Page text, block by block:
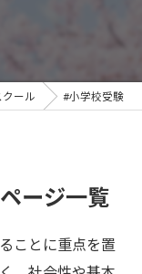
ール #小学校受験
ージ一覧
ことに重点を置